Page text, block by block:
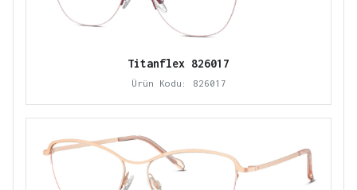
Titanflex 826017
Ürün Kodu: 826017